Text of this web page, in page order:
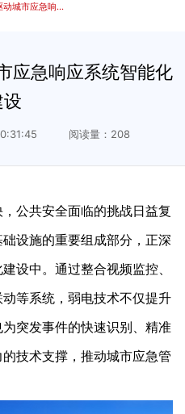
安防弱电工程驱动城市应急响应系统智能化建设
应急响应系统智能化
10:31:45 阅读量：208
共安全面临的挑战日益复
设施的重要组成部分，正深
设中。通过整合视频监控、
等系统，弱电技术不仅提升
突发事件的快速识别、精准
技术支撑，推动城市应急管